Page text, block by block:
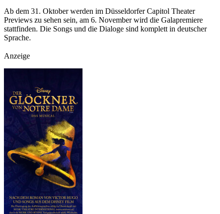
Ab dem 31. Oktober werden im Düsseldorfer Capitol Theater
Previews zu sehen sein, am 6. November wird die Galapremiere
stattfinden. Die Songs und die Dialoge sind komplett in deutscher
Sprache.
Anzeige